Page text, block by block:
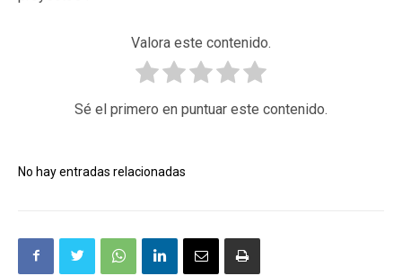
Valora este contenido.
Sé el primero en puntuar este contenido.
No hay entradas relacionadas